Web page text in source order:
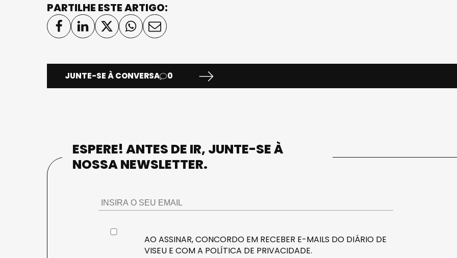
PARTILHE ESTE ARTIGO:
JUNTE-SE À CONVERSA 0
ESPERE! ANTES DE IR, JUNTE-SE À
NOSSA NEWSLETTER.
AO ASSINAR, CONCORDO EM RECEBER E-MAILS DO DIÁRIO DE
VISEU E COM A POLÍTICA DE PRIVACIDADE.